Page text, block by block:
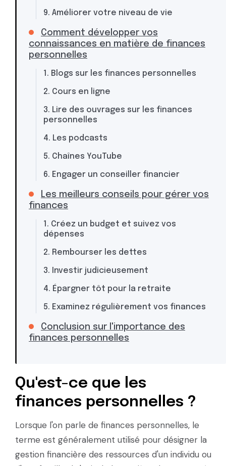
9. Améliorer votre niveau de vie
Comment développer vos
connaissances en matière de finances
personnelles
1. Blogs sur les finances personnelles
2. Cours en ligne
3. Lire des ouvrages sur les finances
personnelles
4. Les podcasts
5. Chaînes YouTube
6. Engager un conseiller financier
Les meilleurs conseils pour gérer vos
finances
1. Créez un budget et suivez vos
dépenses
2. Rembourser les dettes
3. Investir judicieusement
4. Épargner tôt pour la retraite
5. Examinez régulièrement vos finances
Conclusion sur l'importance des
finances personnelles
Qu'est-ce que les
finances personnelles ?
Lorsque l'on parle de finances personnelles, le
terme est généralement utilisé pour désigner la
gestion financière des ressources d'un individu ou